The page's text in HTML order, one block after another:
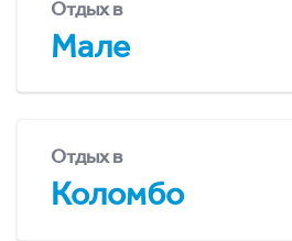
Отдых в
Мале
Отдых в
Коломбо